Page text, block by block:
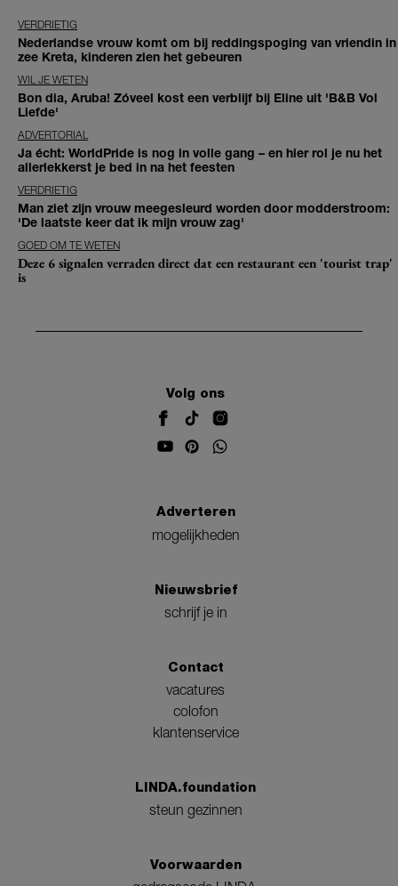
VERDRIETIG
Nederlandse vrouw komt om bij reddingspoging van vriendin in
zee Kreta, kinderen zien het gebeuren
WIL JE WETEN
Bon dia, Aruba! Zóveel kost een verblijf bij Eline uit 'B&B Vol
Liefde'
ADVERTORIAL
Ja écht: WorldPride is nog in volle gang – en hier rol je nu het
allerlekkerst je bed in na het feesten
VERDRIETIG
Man ziet zijn vrouw meegesleurd worden door modderstroom:
'De laatste keer dat ik mijn vrouw zag'
GOED OM TE WETEN
Deze 6 signalen verraden direct dat een restaurant een 'tourist trap'
is
Volg ons
Adverteren
mogelijkheden
Nieuwsbrief
schrijf je in
Contact
vacatures
colofon
klantenservice
LINDA.foundation
steun gezinnen
Voorwaarden